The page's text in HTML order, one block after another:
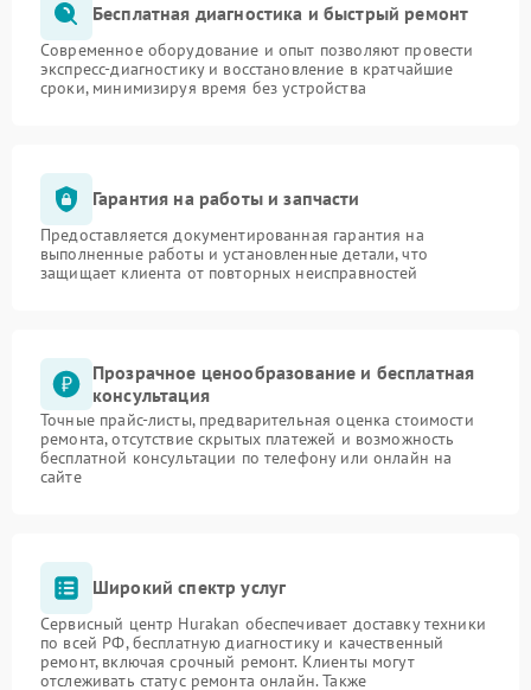
Бесплатная диагностика и быстрый ремонт
Современное оборудование и опыт позволяют провести
экспресс-диагностику и восстановление в кратчайшие
сроки, минимизируя время без устройства
Гарантия на работы и запчасти
Предоставляется документированная гарантия на
выполненные работы и установленные детали, что
защищает клиента от повторных неисправностей
Прозрачное ценообразование и бесплатная
консультация
Точные прайс-листы, предварительная оценка стоимости
ремонта, отсутствие скрытых платежей и возможность
бесплатной консультации по телефону или онлайн на
сайте
Широкий спектр услуг
Сервисный центр Hurakan обеспечивает доставку техники
по всей РФ, бесплатную диагностику и качественный
ремонт, включая срочный ремонт. Клиенты могут
отслеживать статус ремонта онлайн. Также